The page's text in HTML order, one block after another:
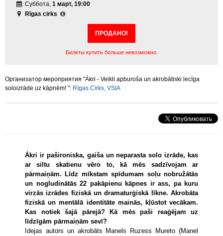
Суббота, 1 март, 19:00
Rīgas cirks
ПРОДАНО!
Билеты купить больше невозможно.
Организатор мероприятия "Ákri - Veikli apburoša un akrobātiski lecīga
soloizrāde uz kāpnēm! ": Rīgas Cirks, VSIA
Ákri ir pašironiska, gaiša un neparasta solo izrāde, kas
ar siltu skatienu vēro to, kā mēs sadzīvojam ar
pārmaiņām. Līdz mīkstam spīdumam soļu nobružātās
un nogludinātās 22 pakāpienu kāpnes ir ass, pa kuru
virzās izrādes fiziskā un dramaturģiskā līkne. Akrobāta
fiziskā un mentālā identitāte mainās, kļūstot vecākam.
Kas notiek šajā pārejā? Kā mēs paši reaģējam uz
līdzīgām pārmaiņām sevī?
Idejas autors un akrobāts Manels Ruzess Mureto (Manel